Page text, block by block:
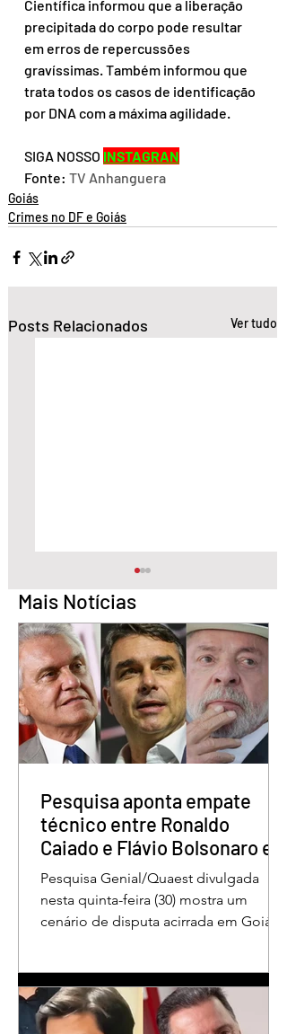
Científica informou que a liberação
precipitada do corpo pode resultar
em erros de repercussões
gravíssimas. Também informou que
trata todos os casos de identificação
por DNA com a máxima agilidade.
SIGA NOSSO INSTAGRAN
Fonte: TV Anhanguera
Goiás
Crimes no DF e Goiás
Posts Relacionados Ver tudo
Pesquisa aponta Daniel
Vilela na liderança da
disputa pelo Governo
de Goiás
Mais Notícias
Pesquisa aponta empate
técnico entre Ronaldo
Caiado e Flávio Bolsonaro em
Goiás
Pesquisa Genial/Quaest divulgada
nesta quinta-feira (30) mostra um
cenário de disputa acirrada em Goiás
aparece com 33% das intenções de
voto no primeiro turno, seguido pelo
senador Flávio Bolsonaro (PL), com